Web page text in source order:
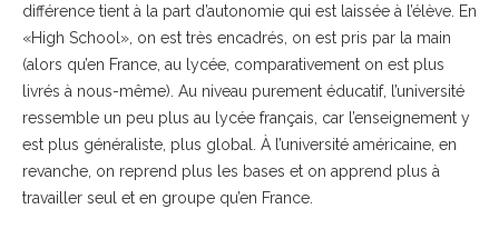
différence tient à la part d’autonomie qui est laissée à l’élève. En
«High School», on est très encadrés, on est pris par la main
(alors qu’en France, au lycée, comparativement on est plus
livrés à nous-même). Au niveau purement éducatif, l’université
ressemble un peu plus au lycée français, car l’enseignement y
est plus généraliste, plus global. À l’université américaine, en
revanche, on reprend plus les bases et on apprend plus à
travailler seul et en groupe qu’en France.